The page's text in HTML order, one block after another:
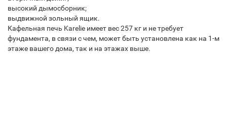
высокий дымосборник;
выдвижной зольный ящик.
Кафельная печь Karelie имеет вес 257 кг и не требует
фундамента, в связи с чем, может быть установлена как на 1-м
этаже вашего дома, так и на этажах выше.